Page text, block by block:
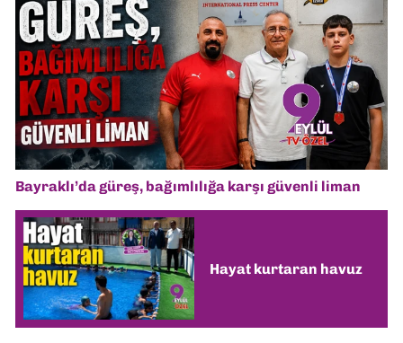
Bayraklı’da güreş, bağımlılığa karşı güvenli liman
Hayat kurtaran havuz